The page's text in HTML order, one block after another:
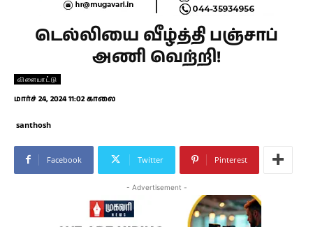
டெல்லியை வீழ்த்தி பஞ்சாப்
அணி வெற்றி!
விளையாட்டு
மார்ச் 24, 2024 11:02 காலை
santhosh
Facebook Twitter Pinterest
- Advertisement -